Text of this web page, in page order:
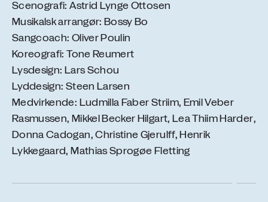
Scenografi: Astrid Lynge Ottosen
Musikalsk arrangør: Bossy Bo
Sangcoach: Oliver Poulin
Koreografi: Tone Reumert
Lysdesign: Lars Schou
Lyddesign: Steen Larsen
Medvirkende: Ludmilla Faber Striim, Emil Veber
Rasmussen, Mikkel Becker Hilgart, Lea Thiim Harder,
Donna Cadogan, Christine Gjerulff, Henrik
Lykkegaard, Mathias Sprogøe Fletting